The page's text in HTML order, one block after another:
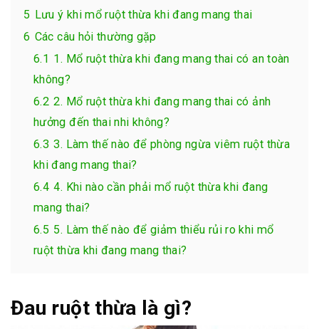
5 Lưu ý khi mổ ruột thừa khi đang mang thai
6 Các câu hỏi thường gặp
6.1 1. Mổ ruột thừa khi đang mang thai có an toàn
không?
6.2 2. Mổ ruột thừa khi đang mang thai có ảnh
hưởng đến thai nhi không?
6.3 3. Làm thế nào để phòng ngừa viêm ruột thừa
khi đang mang thai?
6.4 4. Khi nào cần phải mổ ruột thừa khi đang
mang thai?
6.5 5. Làm thế nào để giảm thiểu rủi ro khi mổ
ruột thừa khi đang mang thai?
Đau ruột thừa là gì?